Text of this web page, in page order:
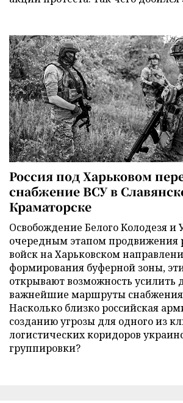
Россия под Харьковом
снабжение ВСУ в
Краматорске
Освобождение Белого Колодезя и
очередным этапом продвижения
войск на Харьковском
формирования буферной зоны,
открывают возможность усилить
важнейшие маршруты
Насколько близко российская
созданию угрозы для одного из
логистических коридоров
группировки?